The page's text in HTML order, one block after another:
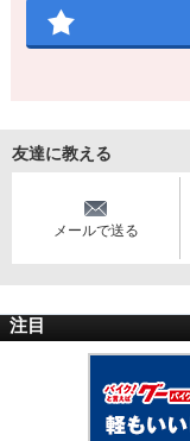
友達に教える
メールで送る
注目